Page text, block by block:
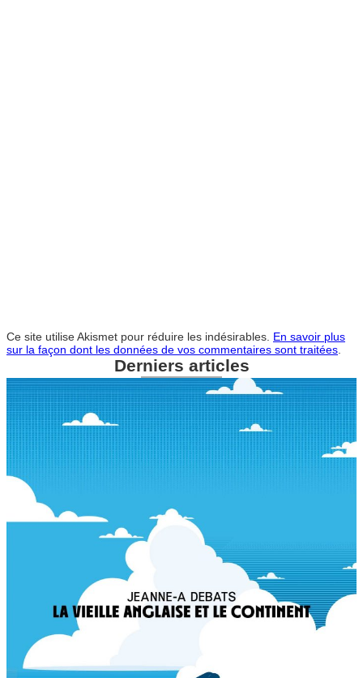
Ce site utilise Akismet pour réduire les indésirables. En savoir plus
sur la façon dont les données de vos commentaires sont traitées
Derniers articles